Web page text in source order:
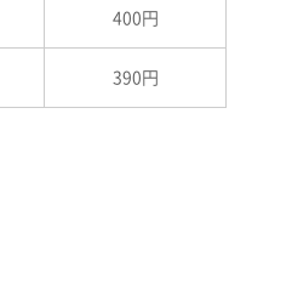
400円
390円